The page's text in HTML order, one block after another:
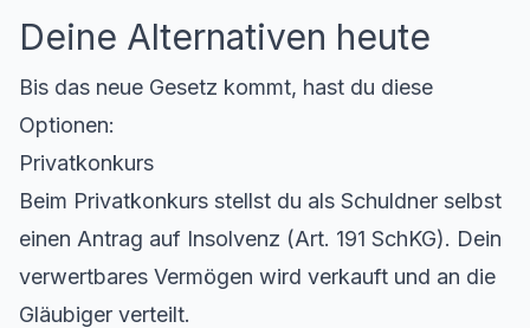
Deine Alternativen heute
Bis das neue Gesetz kommt, hast du diese
Optionen:
Privatkonkurs
Beim Privatkonkurs stellst du als Schuldner selbst
einen Antrag auf Insolvenz (Art. 191 SchKG). Dein
verwertbares Vermögen wird verkauft und an die
Gläubiger verteilt.